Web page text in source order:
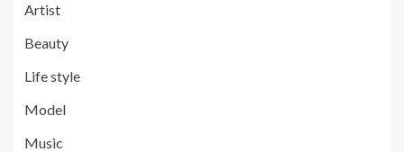
Artist
Beauty
Life style
Model
Music